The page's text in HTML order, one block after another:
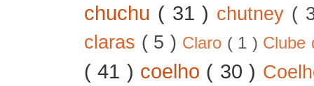
chuchu ( 31 ) chutney (
claras ( 5 ) Claro ( 1 ) Clube
( 41 ) coelho ( 30 )